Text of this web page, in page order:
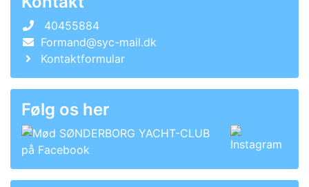
40455884
Formand@syc-mail.dk
Kontaktformular
Følg os her